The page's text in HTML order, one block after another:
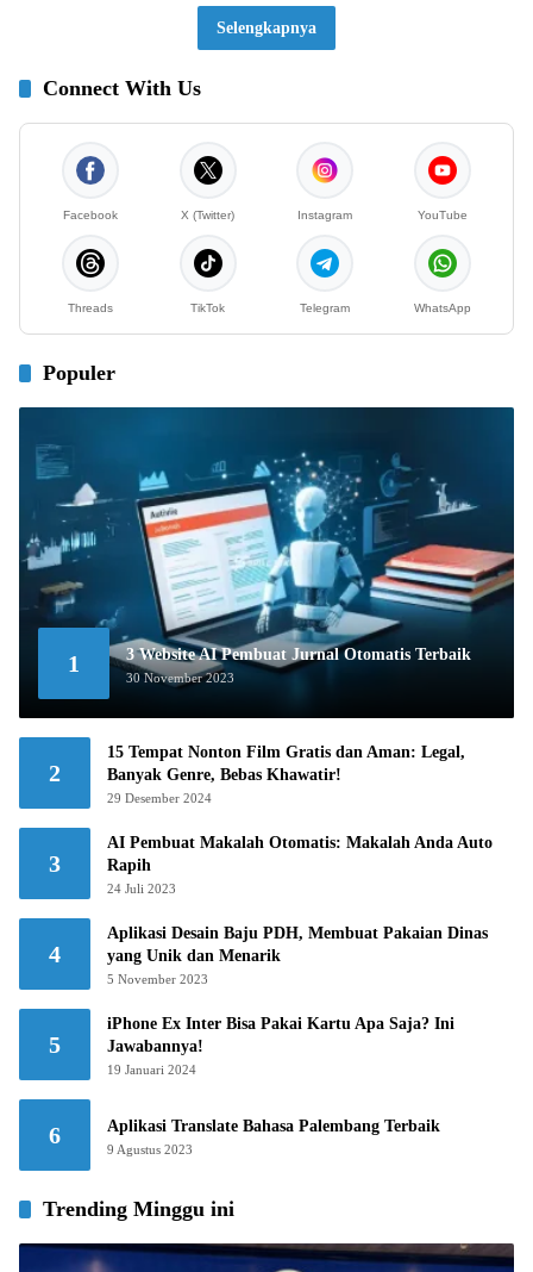
Selengkapnya
Connect With Us
Facebook X (Twitter) Instagram YouTube
Threads TikTok Telegram WhatsApp
Populer
1 3 Website AI Pembuat Jurnal Otomatis Terbaik
30 November 2023
2
15 Tempat Nonton Film Gratis dan Aman: Legal,
Banyak Genre, Bebas Khawatir!
29 Desember 2024
3
AI Pembuat Makalah Otomatis: Makalah Anda Auto
Rapih
24 Juli 2023
4
Aplikasi Desain Baju PDH, Membuat Pakaian Dinas
yang Unik dan Menarik
5 November 2023
5
iPhone Ex Inter Bisa Pakai Kartu Apa Saja? Ini
Jawabannya!
19 Januari 2024
6 Aplikasi Translate Bahasa Palembang Terbaik
9 Agustus 2023
Trending Minggu ini